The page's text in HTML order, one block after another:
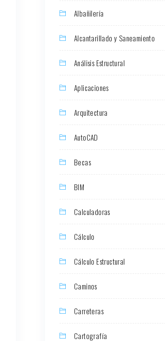
Albañilería
Alcantarillado y Saneamiento
Análisis Estructural
Aplicaciones
Arquitectura
AutoCAD
Becas
BIM
Calculadoras
Cálculo
Cálculo Estructural
Caminos
Carreteras
Cartografía